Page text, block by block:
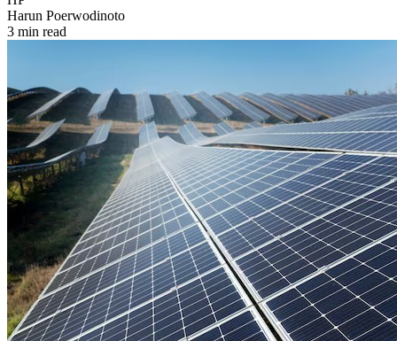
Harun Poerwodinoto
3 min read